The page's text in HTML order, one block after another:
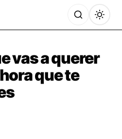
vas a querer
que te